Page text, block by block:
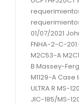
01/07/2021
FNHA-2-C-
M2C53-A
B Massey-
M1129-A
ULTRA R MS-
JIC-185/MS-